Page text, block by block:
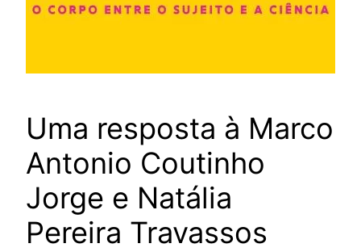
Uma resposta à Marco
Antonio Coutinho
Jorge e Natália
Pereira Travassos